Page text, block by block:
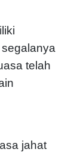
telah
jahat